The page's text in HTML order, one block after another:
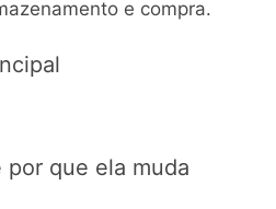
e compra.
por que ela muda